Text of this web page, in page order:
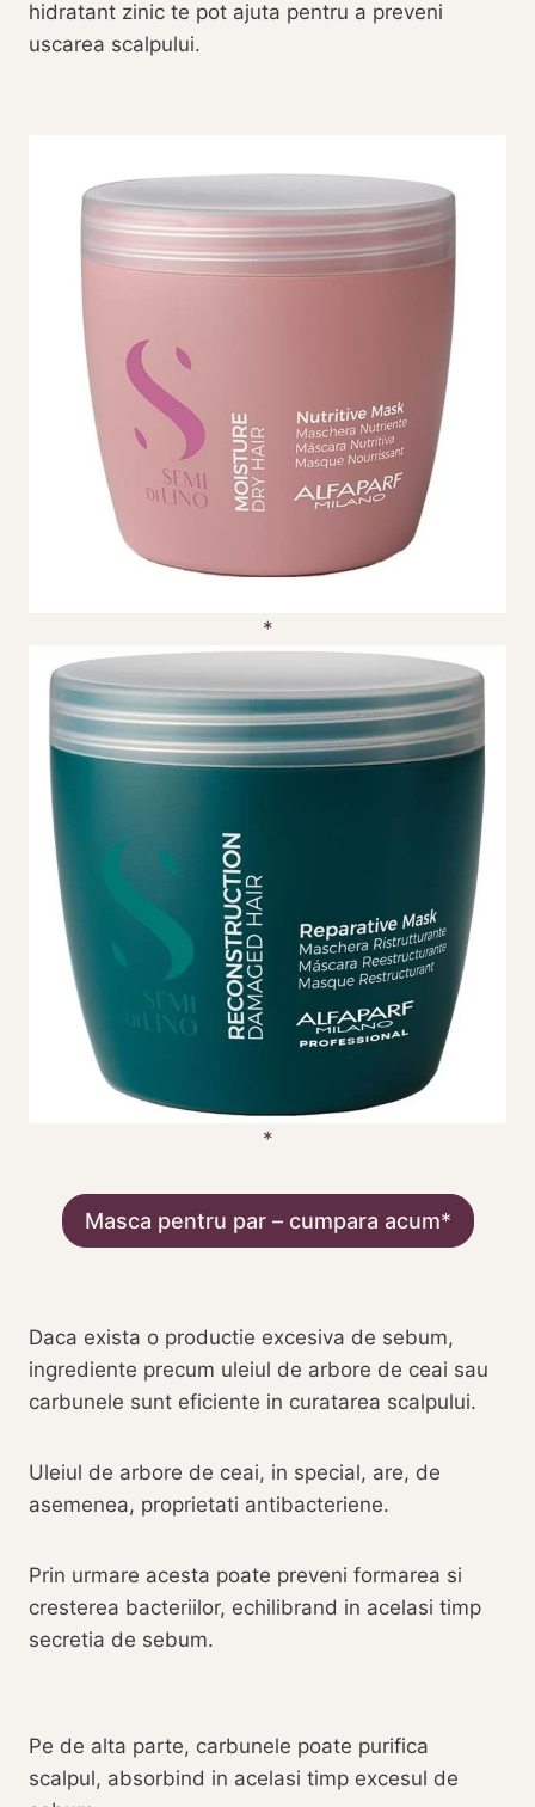
hidratant zinic te pot ajuta pentru a preveni
uscarea scalpului.
Masca pentru par – cumpara acum
Daca exista o productie excesiva de sebum,
ingrediente precum uleiul de arbore de ceai sau
carbunele sunt eficiente in curatarea scalpului.
Uleiul de arbore de ceai, in special, are, de
asemenea, proprietati antibacteriene.
Prin urmare acesta poate preveni formarea si
cresterea bacteriilor, echilibrand in acelasi timp
secretia de sebum.
Pe de alta parte, carbunele poate purifica
scalpul, absorbind in acelasi timp excesul de